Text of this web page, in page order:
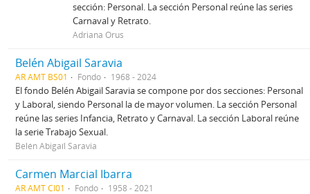
sección: Personal. La sección Personal reúne las series
Carnaval y Retrato.
Adriana Orus
Belén Abigail Saravia
AR AMT BS01 Fondo 1968 - 2024
El fondo Belén Abigail Saravia se compone por dos secciones: Personal
y Laboral, siendo Personal la de mayor volumen. La sección Personal
reúne las series Infancia, Retrato y Carnaval. La sección Laboral reúne
la serie Trabajo Sexual.
Belén Abigaíl Saravia
Carmen Marcial Ibarra
AR AMT CI01 Fondo 1958 - 2021